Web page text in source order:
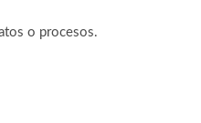
o procesos.